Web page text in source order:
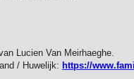
Lucien Van Meirhaeghe.
/ Huwelijk: https://